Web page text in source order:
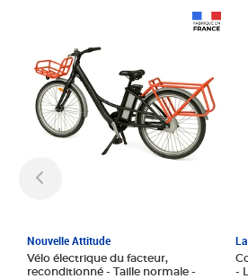
Nouvelle Attitude
Vélo électrique du facteur,
reconditionné - Taille normale -
-